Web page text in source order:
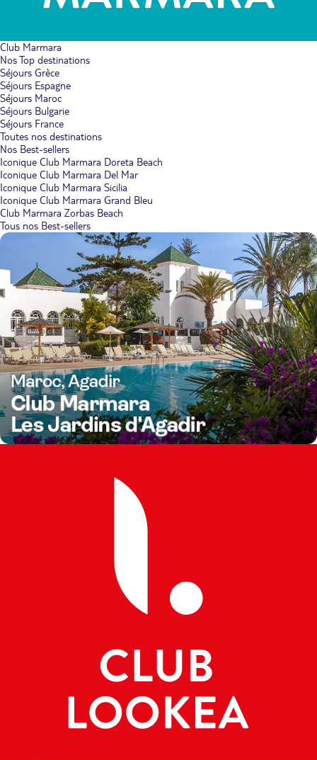
Club Marmara
Nos Top destinations
Séjours Grèce
Séjours Espagne
Séjours Maroc
Séjours Bulgarie
Séjours France
Toutes nos destinations
Nos Best-sellers
Iconique Club Marmara Doreta Beach
Iconique Club Marmara Del Mar
Iconique Club Marmara Sicilia
Iconique Club Marmara Grand Bleu
Club Marmara Zorbas Beach
Tous nos Best-sellers